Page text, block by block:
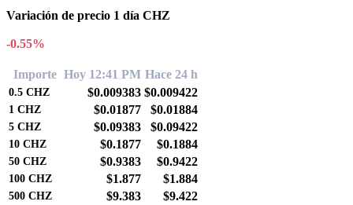
Variación de precio 1 día CHZ
-0.55%
Importe Hoy 12:41 PM Hace 24 h
0.5 CHZ $0.009383 $0.009422
1 CHZ $0.01877 $0.01884
5 CHZ $0.09383 $0.09422
10 CHZ $0.1877 $0.1884
50 CHZ $0.9383 $0.9422
100 CHZ $1.877 $1.884
500 CHZ $9.383 $9.422